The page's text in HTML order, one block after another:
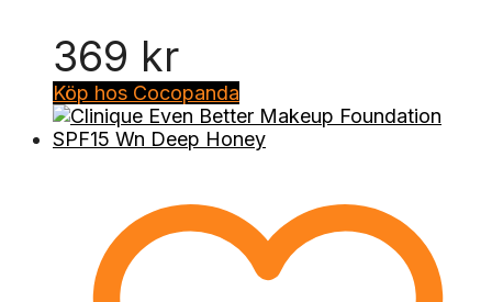
369 kr
Köp hos Cocopanda